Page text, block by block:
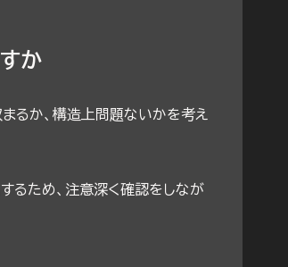
か
るか、構造上問題ないかを考え
るため、注意深く確認をしなが